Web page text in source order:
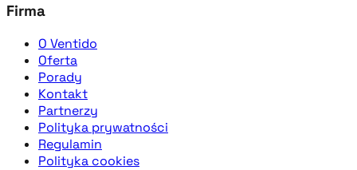
Firma
O Ventido
Oferta
Porady
Kontakt
Partnerzy
Polityka prywatności
Regulamin
Polityka cookies